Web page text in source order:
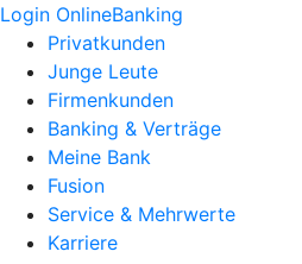
Login OnlineBanking
Privatkunden
Junge Leute
Firmenkunden
Banking & Verträge
Meine Bank
Fusion
Service & Mehrwerte
Karriere